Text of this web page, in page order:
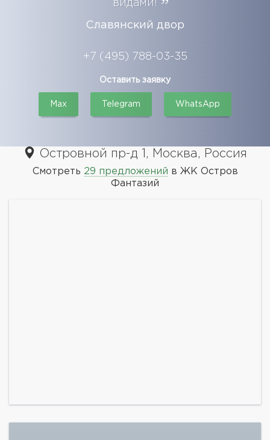
видами!
Славянский двор
+7 (495) 788-03-35
Оставить заявку
Max Telegram WhatsApp
Островной пр-д 1, Москва, Россия
Смотреть 29 предложений в ЖК Остров
Фантазий